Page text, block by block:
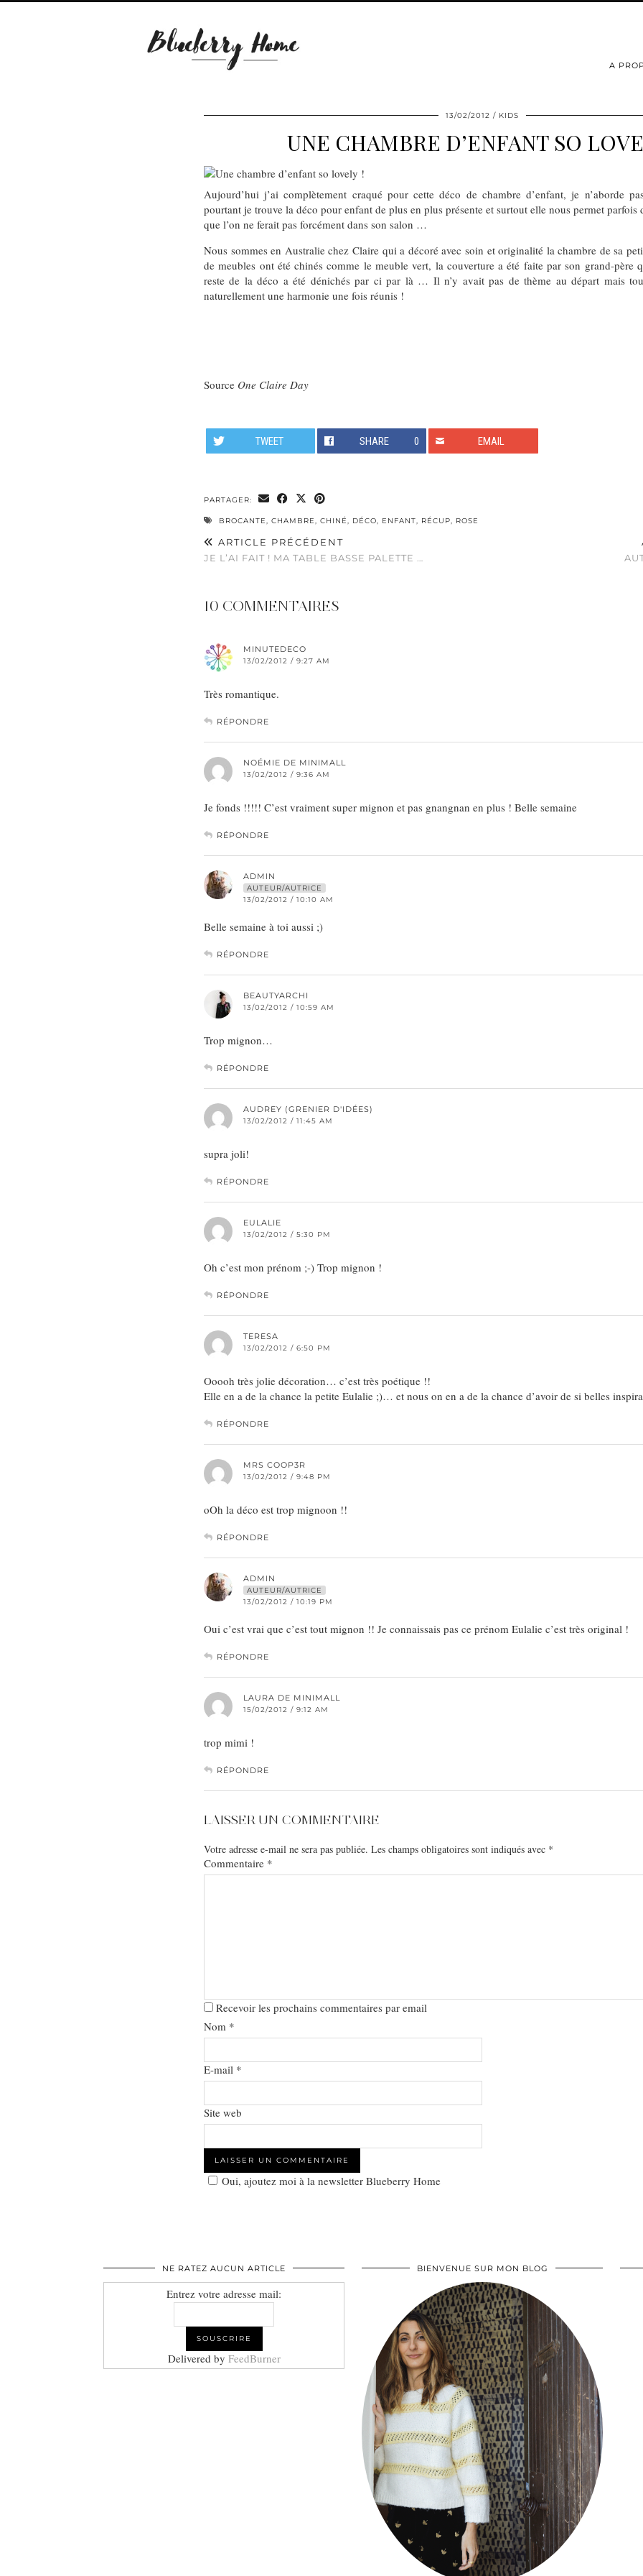
A
13/02/2012 KIDS
UNE CHAMBRE D’ENFANT SO
Aujourd’hui j’ai complètement craqué pour cette déco de chambre d’enfant, je n’aborde
pourtant je trouve la déco pour enfant de plus en plus présente et surtout elle nous permet parfois
que l’on ne ferait pas forcément dans son salon …
Nous sommes en Australie chez Claire qui a décoré avec soin et originalité la chambre de sa
de meubles ont été chinés comme le meuble vert, la couverture a été faite par son grand-père
reste de la déco a été dénichés par ci par là … Il n’y avait pas de thème au départ mais
naturellement une harmonie une fois réunis !
Source One Claire Day
TWEET SHARE 0 EMAIL
PARTAGER:
BROCANTE, CHAMBRE, CHINÉ, DÉCO, ENFANT, RÉCUP, ROSE
ARTICLE PRÉCÉDENT
JE L’AI FAIT ! MA TABLE BASSE PALETTE …
10 COMMENTAIRES
MINUTEDECO
13/02/2012 / 9:27 AM
Très romantique.
RÉPONDRE
NOÉMIE DE MINIMALL
13/02/2012 / 9:36 AM
Je fonds !!!!! C’est vraiment super mignon et pas gnangnan en plus ! Belle semaine
RÉPONDRE
ADMIN
AUTEUR/AUTRICE
13/02/2012 / 10:10 AM
Belle semaine à toi aussi ;)
RÉPONDRE
BEAUTYARCHI
13/02/2012 / 10:59 AM
Trop mignon…
RÉPONDRE
AUDREY (GRENIER D'IDÉES)
13/02/2012 / 11:45 AM
supra joli!
RÉPONDRE
EULALIE
13/02/2012 / 5:30 PM
Oh c’est mon prénom ;-) Trop mignon !
RÉPONDRE
TERESA
13/02/2012 / 6:50 PM
Ooooh très jolie décoration… c’est très poétique !!
Elle en a de la chance la petite Eulalie ;)… et nous on en a de la chance d’avoir de si belles
RÉPONDRE
MRS COOP3R
13/02/2012 / 9:48 PM
oOh la déco est trop mignoon !!
RÉPONDRE
ADMIN
AUTEUR/AUTRICE
13/02/2012 / 10:19 PM
Oui c’est vrai que c’est tout mignon !! Je connaissais pas ce prénom Eulalie c’est très original !
RÉPONDRE
LAURA DE MINIMALL
15/02/2012 / 9:12 AM
trop mimi !
RÉPONDRE
LAISSER UN COMMENTAIRE
Votre adresse e-mail ne sera pas publiée. Les champs obligatoires sont indiqués avec *
Commentaire *
Recevoir les prochains commentaires par email
Nom *
E-mail *
Site web
Oui, ajoutez moi à la newsletter Blueberry Home
NE RATEZ AUCUN ARTICLE
Entrez votre adresse mail:
Delivered by FeedBurner
BIENVENUE SUR MON BLOG